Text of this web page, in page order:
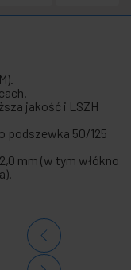
jakość i LSZH
podszewka 50/125
mm (w tym włókno